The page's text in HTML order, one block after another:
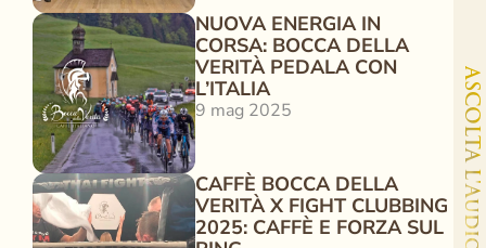
NUOVA ENERGIA IN
CORSA: BOCCA DELLA
VERITÀ PEDALA CON
L’ITALIA
9 mag 2025
CAFFÈ BOCCA DELLA
VERITÀ X FIGHT CLUBBING
2025: CAFFÈ E FORZA SUL